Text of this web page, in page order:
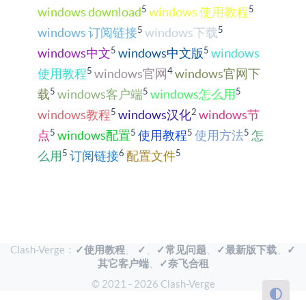
windows download5 windows 使用教程5
windows 订阅链接5 windows下载5
windows中文5 windows中文版 5 windows
使用教程5 windows官网 4 windows官网下
载5 windows客户端5 windows怎么用 5
windows教程5 windows汉化2 windows节
点 5 windows配置5 使用教程5 使用方法5 怎
么用 5 订阅链接6 配置文件5
Clash-Verge： ✓使用教程 ✓ ✓常见问题 ✓最新版下载
✓
其它客户端、
✓奈飞合租
© 2021 - 2026 Clash-Verge